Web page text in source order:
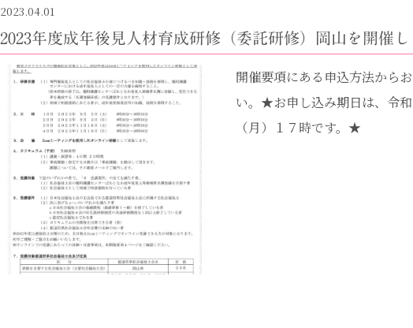
2023.04.01
2023年度成年後見人材育成研修（委託研修）岡山を開催
開催要項にある申込方法から
い。★お申し込み期日は、令
（月）１７時です。★